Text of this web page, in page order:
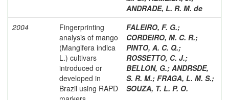
ANDRADE, L. R. M. de
2004
Fingerprinting
analysis of mango
(Mangifera indica
L.) cultivars
introduced or
developed in
Brazil using RAPD
FALEIRO, F. G.;
CORDEIRO, M. C. R.;
PINTO, A. C. Q.;
ROSSETTO, C. J.;
BELLON, G.; ANDRSDE,
S. R. M.; FRAGA, L. M. S.;
SOUZA, T. L. P. O.